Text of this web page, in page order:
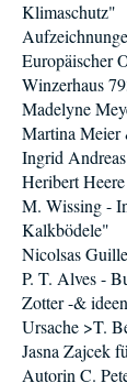
Klimaschutz"
Europäischer
Winzerhaus
Madelyne
Martina
Ingrid
Heribert
M. Wissing -
Kalkbödele"
Nicolsas
P. T. Alves -
Zotter -&
Ursache >T.
Jasna Zajcek
Autorin C.